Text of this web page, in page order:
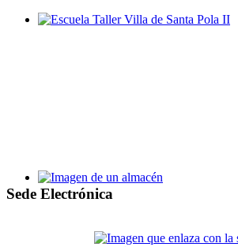
Taller de Empleo Villa de Santa Pola XV
Sede Electrónica